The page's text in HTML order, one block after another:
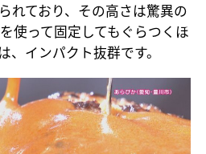
れており、その高さは驚異の
使って固定してもぐらつくほ
、インパクト抜群です。